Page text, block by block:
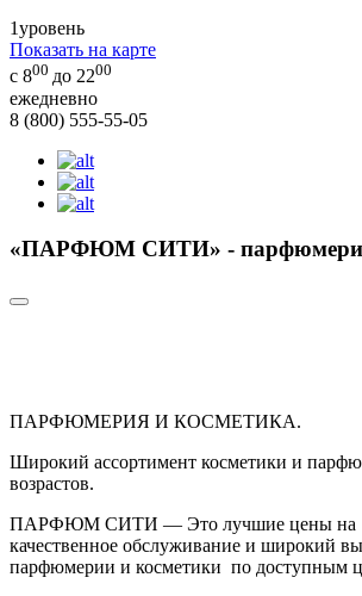
1уровень
Показать на карте
с 800 до 2200
ежедневно
8 (800) 555-55-05
«ПАРФЮМ СИТИ» - парфюмерия
ПАРФЮМЕРИЯ И КОСМЕТИКА.
Широкий ассортимент косметики и
возрастов.
ПАРФЮМ СИТИ — Это лучшие цены на
качественное обслуживание и широкий
парфюмерии и косметики по доступным